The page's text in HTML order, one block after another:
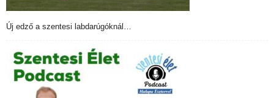
Új edző a szentesi labdarúgóknál…